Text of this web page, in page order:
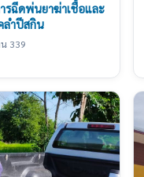
รฉีดพ่นยาฆ่าเชื้อและ
ลำปีสกิน
339